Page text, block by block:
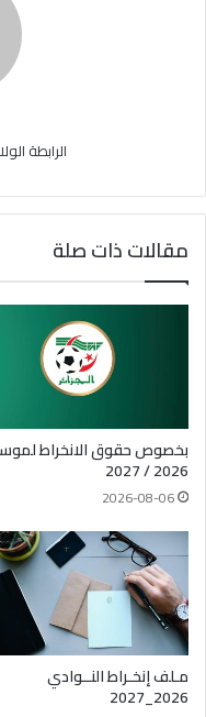
الرابطة
مقالات ذات صلة
بخصوص حقوق الانخراط
2026 / 2027
2026-08-06
مـلف إنخـراط النــوادي
2026_2027